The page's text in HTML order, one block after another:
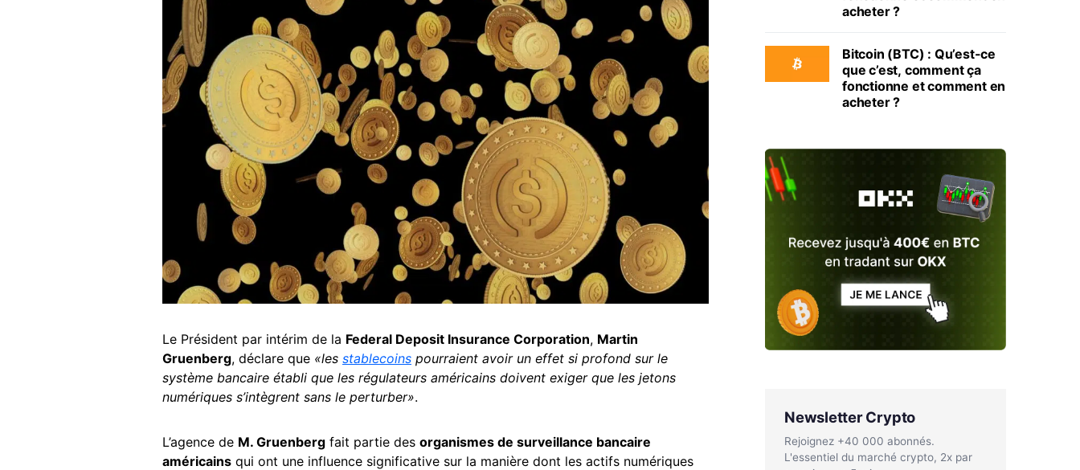
Le Président par intérim de la Federal Deposit Insurance Corporation, Martin
Gruenberg, déclare que «les stablecoins pourraient avoir un effet si profond sur le
système bancaire établi que les régulateurs américains doivent exiger que les jetons
numériques s’intègrent sans le perturber».
L’agence de M. Gruenberg fait partie des organismes de surveillance bancaire
américains qui ont une influence significative sur la manière dont les actifs numériques
acheter ?
Bitcoin (BTC) : Qu’est-ce
que c’est, comment ça
fonctionne et comment en
acheter ?
Newsletter Crypto
Rejoignez +40 000 abonnés.
L'essentiel du marché crypto, 2x par